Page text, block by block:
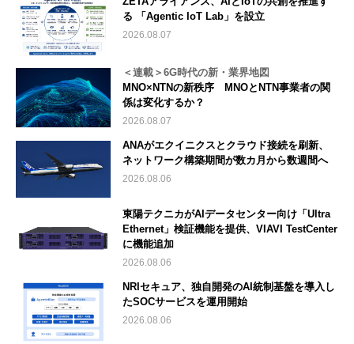
る 「Agentic IoT Lab」を設立
2026.08.07
＜連載＞6G時代の新・業界地図
MNO×NTNの新秩序 MNOとNTN事業者の関
係は変化するか？
2026.08.07
ANAがエクイニクスとクラウド接続を刷新、
ネットワーク構築期間が数カ月から数週間へ
2026.08.06
東陽テクニカがAIデータセンター向け「Ultra
Ethernet」検証機能を提供、VIAVI TestCenter
に機能追加
2026.08.06
NRIセキュア、独自開発のAI統制基盤を導入し
たSOCサービスを運用開始
2026.08.06